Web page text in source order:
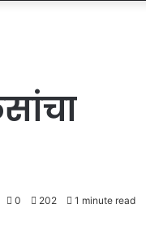
0 202 1 minute read